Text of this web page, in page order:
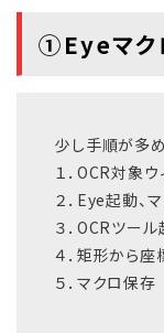
①Eyeマク
少し手順が多め
１．OCR対象
２．Eye起動、
３．OCRツー
４．矩形から座
５．マクロ保存